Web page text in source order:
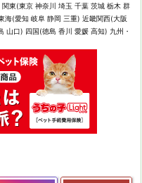
東(東京 神奈川 埼玉 千葉 茨城 栃木 群
海(愛知 岐阜 静岡 三重) 近畿関西(大阪
山口) 四国(徳島 香川 愛媛 高知) 九州・